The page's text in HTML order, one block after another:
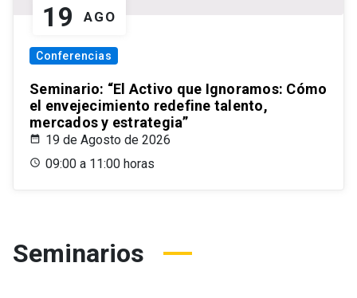
19 AGO
Conferencias
Seminario: “El Activo que Ignoramos: Cómo
el envejecimiento redefine talento,
mercados y estrategia”
19 de Agosto de 2026
09:00 a 11:00 horas
Seminarios